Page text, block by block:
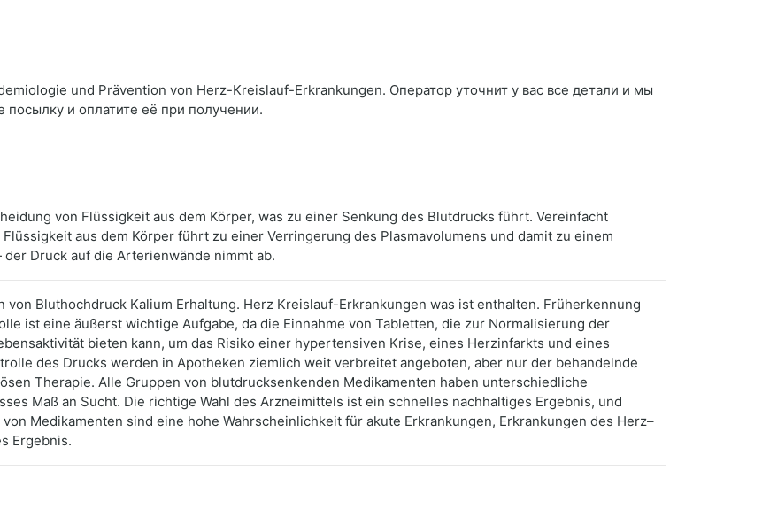
und Prävention von Herz-Kreislauf-Erkrankungen. Оператор уточнит у вас все детали и мы
и оплатите её при получении.
von Flüssigkeit aus dem Körper, was zu einer Senkung des Blutdrucks führt. Vereinfacht
aus dem Körper führt zu einer Verringerung des Plasmavolumens und damit zu einem
Druck auf die Arterienwände nimmt ab.
von Bluthochdruck Kalium Erhaltung. Herz Kreislauf-Erkrankungen was ist enthalten. Früherkennung
ist eine äußerst wichtige Aufgabe, da die Einnahme von Tabletten, die zur Normalisierung der
bieten kann, um das Risiko einer hypertensiven Krise, eines Herzinfarkts und eines
des Drucks werden in Apotheken ziemlich weit verbreitet angeboten, aber nur der behandelnde
Therapie. Alle Gruppen von blutdrucksenkenden Medikamenten haben unterschiedliche
Maß an Sucht. Die richtige Wahl des Arzneimittels ist ein schnelles nachhaltiges Ergebnis, und
Medikamenten sind eine hohe Wahrscheinlichkeit für akute Erkrankungen, Erkrankungen des Herz–
Ergebnis.